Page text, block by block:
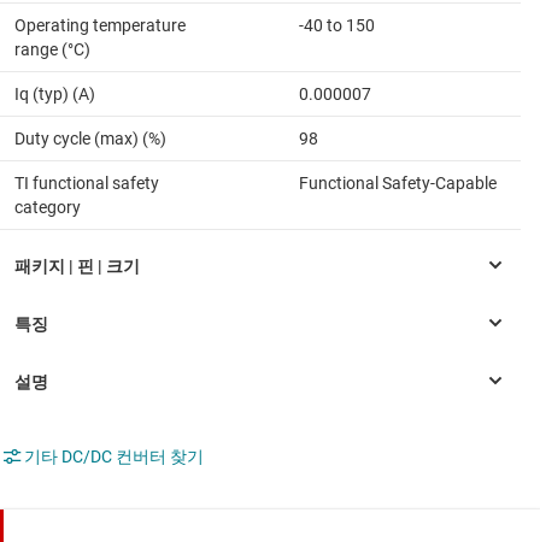
Operating temperature
range (°C)
-40 to 150
Iq (typ) (A) 0.000007
Duty cycle (max) (%) 98
TI functional safety
category
Functional Safety-Capable
기타 DC/DC 컨버터 찾기